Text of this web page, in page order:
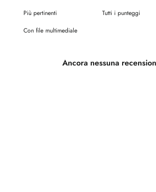
Con file multimediale
Ancora nessuna